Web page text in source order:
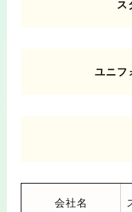
ス
ユニフ
会社名